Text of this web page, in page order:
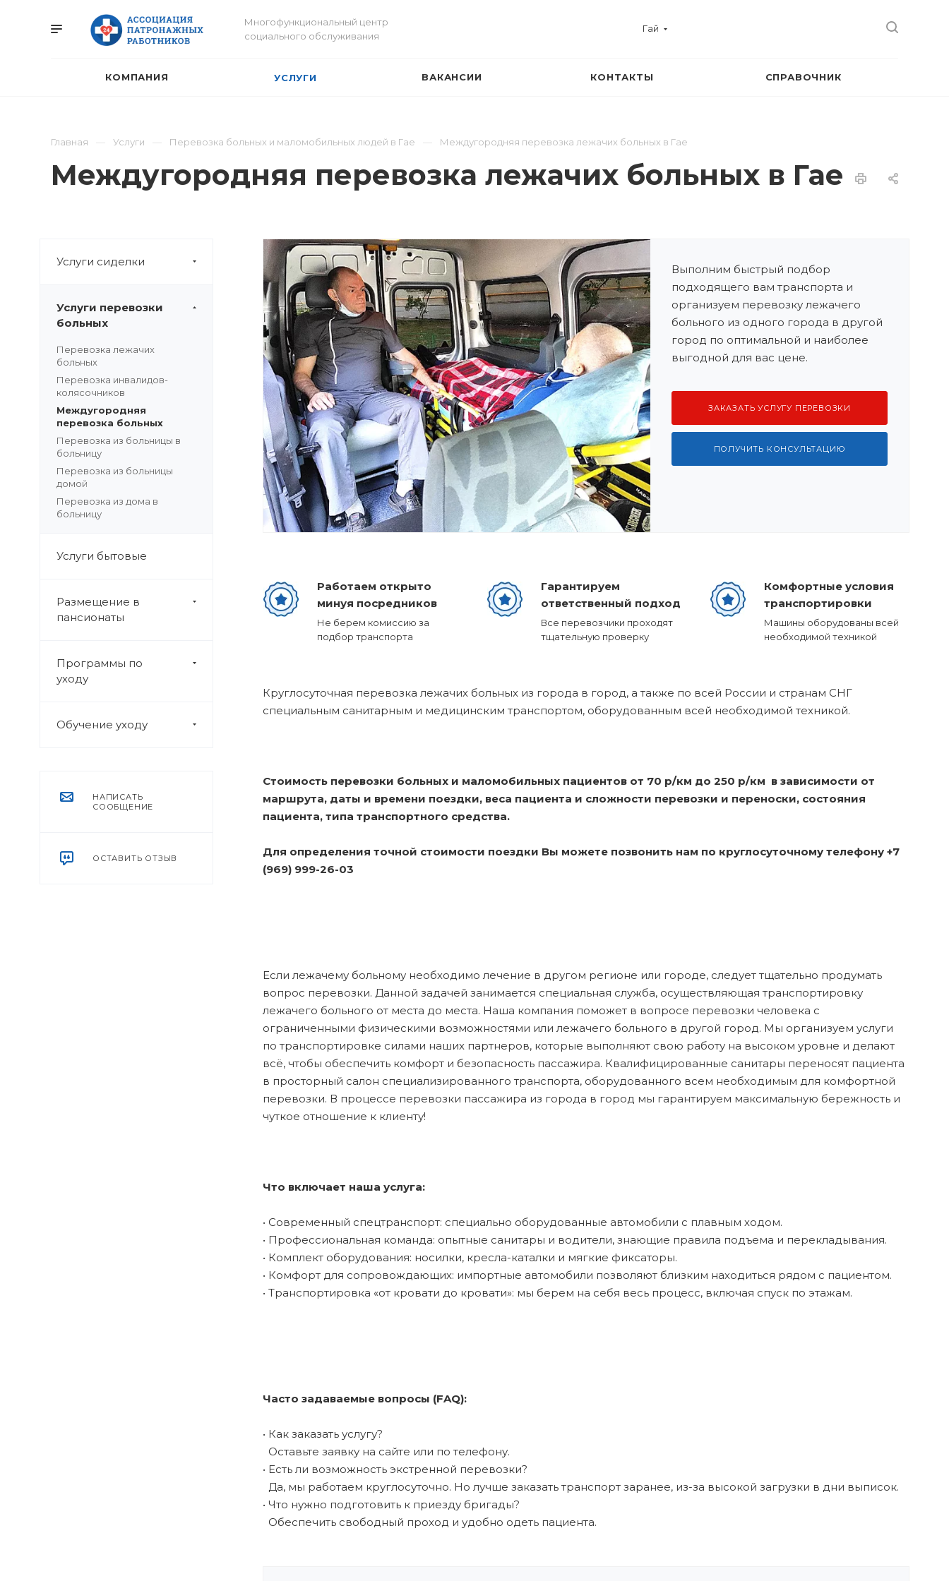
Многофункциональный центр
социального обслуживания
Гай
КОМПАНИЯ УСЛУГИ ВАКАНСИИ КОНТАКТЫ СПРАВОЧНИК
Главная Услуги Перевозка больных и маломобильных людей в Гае Междугородняя перевозка лежачих больных в Гае
Междугородняя перевозка лежачих больных в Гае
Услуги сиделки
Услуги перевозки
больных
Перевозка лежачих
больных
Перевозка инвалидов-
колясочников
Междугородняя
перевозка больных
Перевозка из больницы в
больницу
Перевозка из больницы
домой
Перевозка из дома в
больницу
Услуги бытовые
Размещение в
пансионаты
Программы по
уходу
Обучение уходу
НАПИСАТЬ
СООБЩЕНИЕ
ОСТАВИТЬ ОТЗЫВ
Выполним быстрый подбор
подходящего вам транспорта и
организуем перевозку лежачего
больного из одного города в другой
город по оптимальной и наиболее
выгодной для вас цене.
ЗАКАЗАТЬ УСЛУГУ ПЕРЕВОЗКИ
ПОЛУЧИТЬ КОНСУЛЬТАЦИЮ
Работаем открыто
минуя посредников
Не берем комиссию за
подбор транспорта
Гарантируем
ответственный подход
Все перевозчики проходят
тщательную проверку
Комфортные условия
транспортировки
Машины оборудованы всей
необходимой техникой
Круглосуточная перевозка лежачих больных из города в город, а также по всей России и странам СНГ
специальным санитарным и медицинским транспортом, оборудованным всей необходимой техникой.
Стоимость перевозки больных и маломобильных пациентов от 70 р/км до 250 р/км в зависимости от
маршрута, даты и времени поездки, веса пациента и сложности перевозки и переноски, состояния
пациента, типа транспортного средства.
Для определения точной стоимости поездки Вы можете позвонить нам по круглосуточному телефону +7
(969) 999-26-03
Если лежачему больному необходимо лечение в другом регионе или городе, следует тщательно продумать
вопрос перевозки. Данной задачей занимается специальная служба, осуществляющая транспортировку
лежачего больного от места до места. Наша компания поможет в вопросе перевозки человека с
ограниченными физическими возможностями или лежачего больного в другой город. Мы организуем услуги
по транспортировке силами наших партнеров, которые выполняют свою работу на высоком уровне и делают
всё, чтобы обеспечить комфорт и безопасность пассажира. Квалифицированные санитары переносят пациента
в просторный салон специализированного транспорта, оборудованного всем необходимым для комфортной
перевозки. В процессе перевозки пассажира из города в город мы гарантируем максимальную бережность и
чуткое отношение к клиенту!
Что включает наша услуга:
• Современный спецтранспорт: специально оборудованные автомобили с плавным ходом.
• Профессиональная команда: опытные санитары и водители, знающие правила подъема и перекладывания.
• Комплект оборудования: носилки, кресла-каталки и мягкие фиксаторы.
• Комфорт для сопровождающих: импортные автомобили позволяют близким находиться рядом с пациентом.
• Транспортировка «от кровати до кровати»: мы берем на себя весь процесс, включая спуск по этажам.
Часто задаваемые вопросы (FAQ):
• Как заказать услугу?
Оставьте заявку на сайте или по телефону.
• Есть ли возможность экстренной перевозки?
Да, мы работаем круглосуточно. Но лучше заказать транспорт заранее, из-за высокой загрузки в дни выписок.
• Что нужно подготовить к приезду бригады?
Обеспечить свободный проход и удобно одеть пациента.